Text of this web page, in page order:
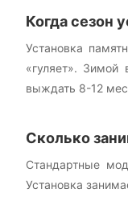
Когда сезон
Установка
«гуляет». Зимой
выждать 8-12
Сколько
Стандартные
Установка